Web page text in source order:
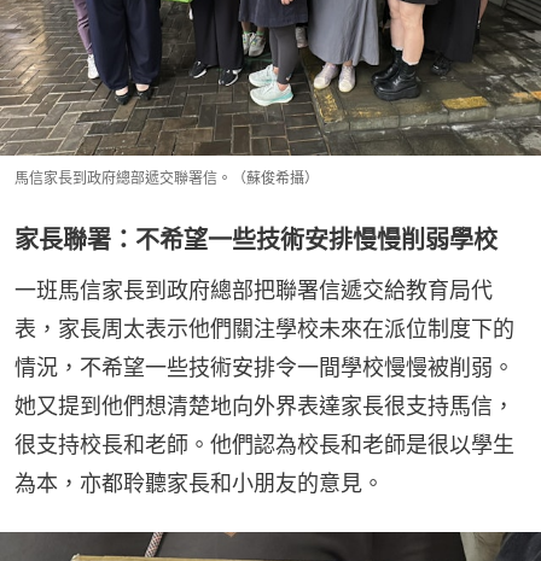
馬信家長到政府總部遞交聯署信。（蘇俊希攝）
家長聯署：不希望一些技術安排慢慢削弱學校
一班馬信家長到政府總部把聯署信遞交給教育局代
表，家長周太表示他們關注學校未來在派位制度下的
情況，不希望一些技術安排令一間學校慢慢被削弱。
她又提到他們想清楚地向外界表達家長很支持馬信，
很支持校長和老師。他們認為校長和老師是很以學生
為本，亦都聆聽家長和小朋友的意見。